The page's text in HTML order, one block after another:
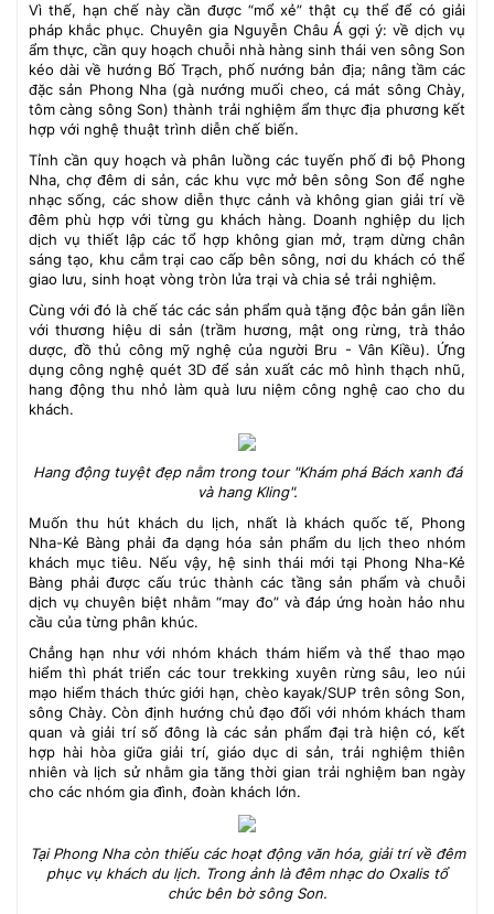
Vì thế, hạn chế này cần được “mổ xẻ” thật cụ thể để có giải
pháp khắc phục. Chuyên gia Nguyễn Châu Á gợi ý: về dịch vụ
ẩm thực, cần quy hoạch chuỗi nhà hàng sinh thái ven sông Son
kéo dài về hướng Bố Trạch, phố nướng bản địa; nâng tầm các
đặc sản Phong Nha (gà nướng muối cheo, cá mát sông Chày,
tôm càng sông Son) thành trải nghiệm ẩm thực địa phương kết
hợp với nghệ thuật trình diễn chế biến.
Tỉnh cần quy hoạch và phân luồng các tuyến phố đi bộ Phong
Nha, chợ đêm di sản, các khu vực mở bên sông Son để nghe
nhạc sống, các show diễn thực cảnh và không gian giải trí về
đêm phù hợp với từng gu khách hàng. Doanh nghiệp du lịch
dịch vụ thiết lập các tổ hợp không gian mở, trạm dừng chân
sáng tạo, khu cắm trại cao cấp bên sông, nơi du khách có thể
giao lưu, sinh hoạt vòng tròn lửa trại và chia sẻ trải nghiệm.
Cùng với đó là chế tác các sản phẩm quà tặng độc bản gắn liền
với thương hiệu di sản (trầm hương, mật ong rừng, trà thảo
dược, đồ thủ công mỹ nghệ của người Bru - Vân Kiều). Ứng
dụng công nghệ quét 3D để sản xuất các mô hình thạch nhũ,
hang động thu nhỏ làm quà lưu niệm công nghệ cao cho du
khách.
Hang động tuyệt đẹp nằm trong tour "Khám phá Bách xanh đá
và hang Kling".
Muốn thu hút khách du lịch, nhất là khách quốc tế, Phong
Nha-Kẻ Bàng phải đa dạng hóa sản phẩm du lịch theo nhóm
khách mục tiêu. Nếu vậy, hệ sinh thái mới tại Phong Nha-Kẻ
Bàng phải được cấu trúc thành các tầng sản phẩm và chuỗi
dịch vụ chuyên biệt nhằm “may đo” và đáp ứng hoàn hảo nhu
cầu của từng phân khúc.
Chẳng hạn như với nhóm khách thám hiểm và thể thao mạo
hiểm thì phát triển các tour trekking xuyên rừng sâu, leo núi
mạo hiểm thách thức giới hạn, chèo kayak/SUP trên sông Son,
sông Chày. Còn định hướng chủ đạo đối với nhóm khách tham
quan và giải trí số đông là các sản phẩm đại trà hiện có, kết
hợp hài hòa giữa giải trí, giáo dục di sản, trải nghiệm thiên
nhiên và lịch sử nhằm gia tăng thời gian trải nghiệm ban ngày
cho các nhóm gia đình, đoàn khách lớn.
Tại Phong Nha còn thiếu các hoạt động văn hóa, giải trí về đêm
phục vụ khách du lịch. Trong ảnh là đêm nhạc do Oxalis tổ
chức bên bờ sông Son.